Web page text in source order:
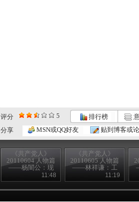
评分 5 排行榜
分享
MSN或QQ好友 贴到博客或
《共产党人》
20110604 人物篇
——杨闇公：现
11:48
《共产党人》
20110605 人物篇
——林祥谦：工
11:19